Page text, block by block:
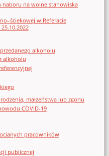
naboru na wolne stanowiska
w Referacie
alkoholu
alkoholu
małżeństwa lub zgonu
COVID-19
pracowników
publicznej